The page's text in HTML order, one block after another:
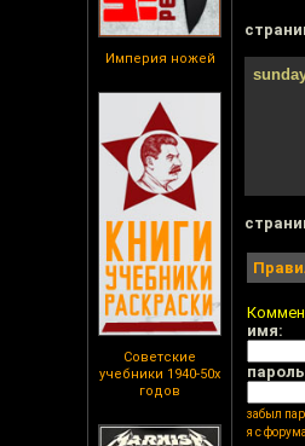
Империя ножей
Советские
учебники 1940-50х
годов
имя:
забыл
я с